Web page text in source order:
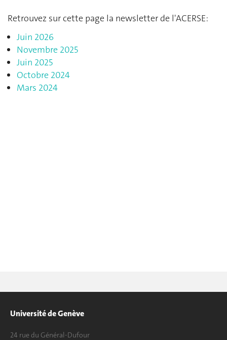
Retrouvez sur cette page la newsletter de l'ACERSE:
Juin 2026
Novembre 2025
Juin 2025
Octobre 2024
Mars 2024
Université de Genève
24 rue du Général-Dufour